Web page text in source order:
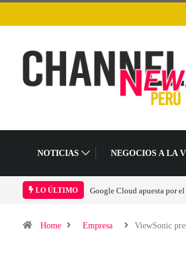
NOTICIAS NEGOCIOS A LA
LO ÚLTIMO Google Cloud apuesta por el
Home Empresa ViewSonic